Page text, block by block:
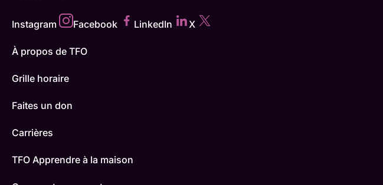
Instagram Facebook LinkedIn X
À propos de TFO
Grille horaire
Faites un don
Carrières
TFO Apprendre à la maison